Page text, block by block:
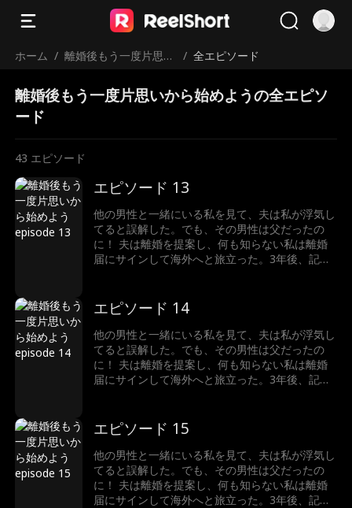
ホーム / 離婚後もう一度片思い
/ 全エピソード
離婚後もう一度片思いから始めようの全エピソ
ード
43 エピソード
エピソード 13
他の男性と一緒にいる私を見て、夫は私が浮気し
てると誤解した。でも、その男性は父だったの
に！ 夫は離婚を提案し、何も知らない私は離婚
届にサインして海外へと旅立った。3年後、記者
に、ついに私は完全に彼のことを諦めた。 そん
な時、元夫はようやく真実を知り、深く後悔して
いた。 まったく、彼を許すべき？
エピソード 14
他の男性と一緒にいる私を見て、夫は私が浮気し
てると誤解した。でも、その男性は父だったの
に！ 夫は離婚を提案し、何も知らない私は離婚
届にサインして海外へと旅立った。3年後、記者
に、ついに私は完全に彼のことを諦めた。 そん
な時、元夫はようやく真実を知り、深く後悔して
いた。 まったく、彼を許すべき？
エピソード 15
他の男性と一緒にいる私を見て、夫は私が浮気し
てると誤解した。でも、その男性は父だったの
に！ 夫は離婚を提案し、何も知らない私は離婚
届にサインして海外へと旅立った。3年後、記者